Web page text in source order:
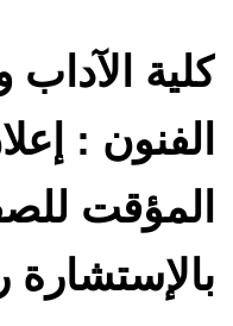
كلية الآداب
الفنون :
المؤقت
بالإستشارة رقم